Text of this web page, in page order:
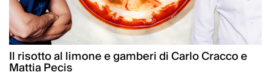
Il risotto al limone e gamberi di Carlo Cracco e
Mattia Pecis